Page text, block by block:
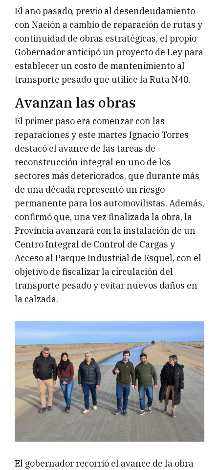
El año pasado, previo al desendeudamiento
con Nación a cambio de reparación de rutas y
continuidad de obras estratégicas, el propio
Gobernador anticipó un proyecto de Ley para
establecer un costo de mantenimiento al
transporte pesado que utilice la Ruta N40.
Avanzan las obras
El primer paso era comenzar con las
reparaciones y este martes Ignacio Torres
destacó el avance de las tareas de
reconstrucción integral en uno de los
sectores más deteriorados, que durante más
de una década representó un riesgo
permanente para los automovilistas. Además,
confirmó que, una vez finalizada la obra, la
Provincia avanzará con la instalación de un
Centro Integral de Control de Cargas y
Acceso al Parque Industrial de Esquel, con el
objetivo de fiscalizar la circulación del
transporte pesado y evitar nuevos daños en
la calzada.
El gobernador recorrió el avance de la obra